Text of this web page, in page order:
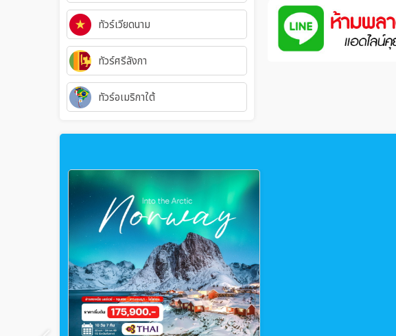
ทัวร์เวียดนาม
ทัวร์ศรีลังกา
ทัวร์อเมริกาใต้